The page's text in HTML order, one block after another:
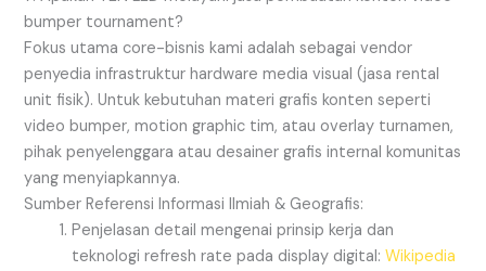
bumper tournament?
Fokus utama core-bisnis kami adalah sebagai vendor
penyedia infrastruktur hardware media visual (jasa rental
unit fisik). Untuk kebutuhan materi grafis konten seperti
video bumper, motion graphic tim, atau overlay turnamen,
pihak penyelenggara atau desainer grafis internal komunitas
yang menyiapkannya.
Sumber Referensi Informasi Ilmiah & Geografis:
Penjelasan detail mengenai prinsip kerja dan
teknologi refresh rate pada display digital:Wikipedia